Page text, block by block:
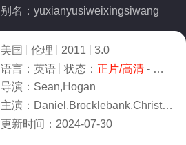
别名：yuxianyusiweixingsiwang
美国 伦理 2011
3.0
语言： 英语 状态： 正片/高清- 免费在线观看
导演： Sean,Hogan
主演： Daniel,Brocklebank,Christopher,Fairbank,Siubhan,Harrison
更新时间： 2024-07-30